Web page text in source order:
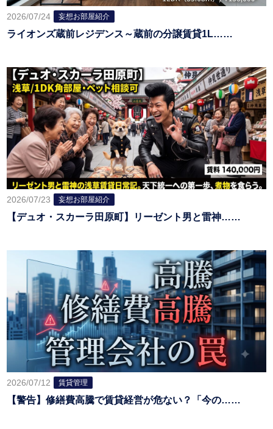
2026/07/24 妄想お部屋紹介
ライオンズ蔵前レジデンス～蔵前の分譲賃貸1L……
2026/07/23 妄想お部屋紹介
【デュオ・スカーラ田原町】リーゼント男と雷神……
2026/07/12 賃貸管理
【警告】修繕費高騰で賃貸経営が危ない？「今の……